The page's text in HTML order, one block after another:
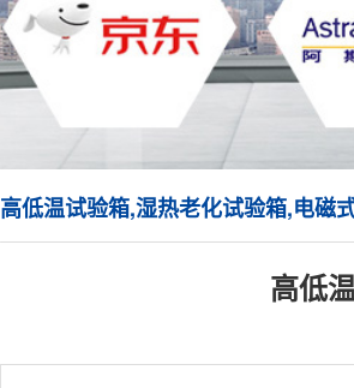
高低温试验箱,湿热老化试验箱,电磁
高低